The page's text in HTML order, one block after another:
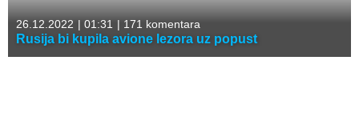
26.12.2022 | 01:31 | 171 komentara
Rusija bi kupila avione lezora uz popust